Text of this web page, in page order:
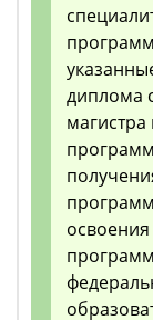
диплома